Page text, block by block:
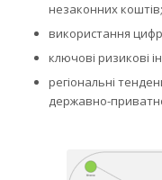
незаконних коштів;
використання
ключові ризикові
регіональні
державно-